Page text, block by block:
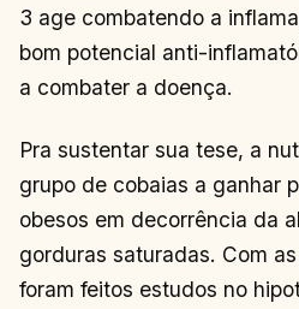
3 age combatendo a
bom potencial anti-
a combater a doença.
Pra sustentar sua tese, a
grupo de cobaias a ganhar
obesos em decorrência da
gorduras saturadas. Com
foram feitos estudos no